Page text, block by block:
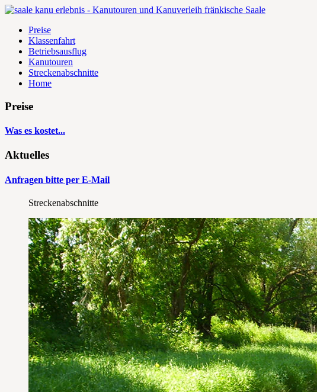
Preise
Klassenfahrt
Betriebsausflug
Kanutouren
Streckenabschnitte
Home
Preise
Was es kostet...
Aktuelles
Anfragen bitte per E-Mail
Streckenabschnitte